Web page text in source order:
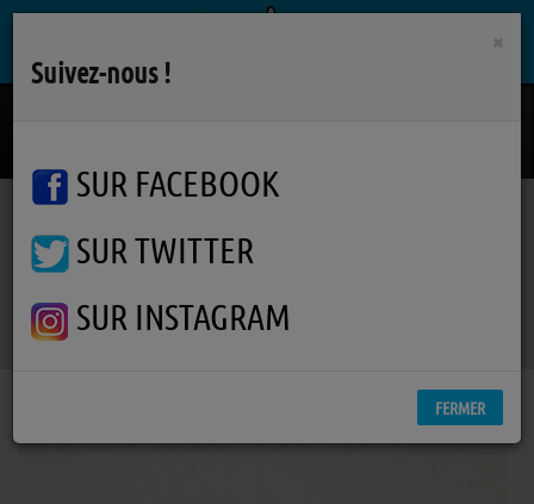
Podcasts L'info des Pipelettes
L'info des Pipelettes
×
Suivez-nous !
SUR FACEBOOK
SUR TWITTER
SUR INSTAGRAM
FERMER